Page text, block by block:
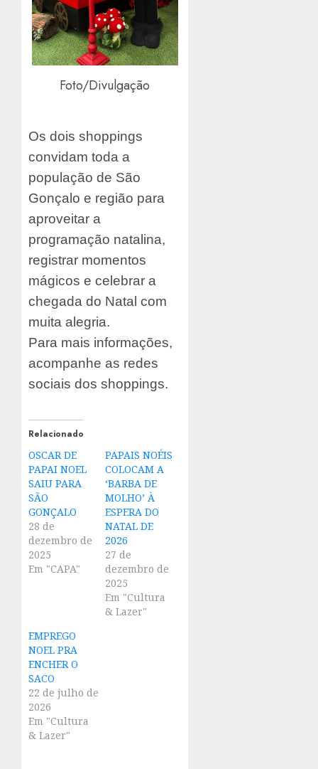
Foto/Divulgação
Os dois shoppings
convidam toda a
população de São
Gonçalo e região para
aproveitar a
programação natalina,
registrar momentos
mágicos e celebrar a
chegada do Natal com
muita alegria.
Para mais informações,
acompanhe as redes
sociais dos shoppings.
Relacionado
OSCAR DE
PAPAI NOEL
SAIU PARA
SÃO
GONÇALO
28 de
dezembro de
2025
Em "CAPA"
PAPAIS NOÉIS
COLOCAM A
‘BARBA DE
MOLHO’ À
ESPERA DO
NATAL DE
2026
27 de
dezembro de
2025
Em "Cultura
& Lazer"
EMPREGO
NOEL PRA
ENCHER O
SACO
22 de julho de
2026
Em "Cultura
& Lazer"